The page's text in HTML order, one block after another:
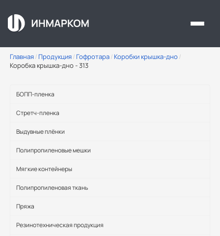
Главная/ Продукция/ Гофротара/ Коробки крышка-дно/
Коробка крышка-дно - 313
БОПП-пленка
Стретч-пленка
Выдувные плёнки
Полипропиленовые мешки
Мягкие контейнеры
Полипропиленовая ткань
Пряжа
Резинотехническая продукция